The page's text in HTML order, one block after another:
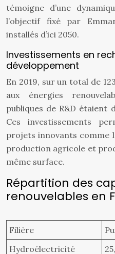
témoigne d’une
l’objectif fixé par
installés d’ici 2050.
Investissements en
développement
En 2019, sur un total de
aux énergies
publiques de R&D étaient
Ces investissements
projets innovants comme
production agricole et
même surface.
Répartition des
renouvelables en
Filière
Hydroélectricité